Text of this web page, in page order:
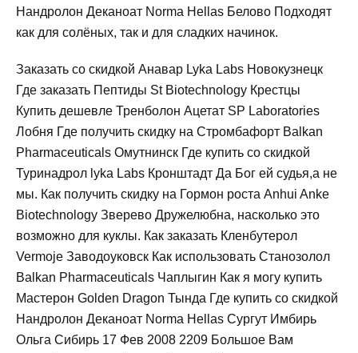
Нандролон Деканоат Norma Hellas Белово Подходят
как для солёных, так и для сладких начинок.
Заказать со скидкой Анавар Lyka Labs Новокузнецк
Где заказать Пептиды St Biotechnology Крестцы
Купить дешевле Тренболон Ацетат SP Laboratories
Лобня Где получить скидку на Стромбафорт Balkan
Pharmaceuticals Омутнинск Где купить со скидкой
Туринадрол lyka Labs Кронштадт Да Бог ей судья,а не
мы. Как получить скидку на Гормон роста Anhui Anke
Biotechnology Зверево Дружелюбна, насколько это
возможно для куклы. Как заказать Кленбутерол
Vermoje Заводоуковск Как использовать Станозолол
Balkan Pharmaceuticals Чаплыгин Как я могу купить
Мастерон Golden Dragon Тында Где купить со скидкой
Нандролон Деканоат Norma Hellas Сургут Имбирь
Ольга Сибирь 17 Фев 2008 2209 Большое Вам